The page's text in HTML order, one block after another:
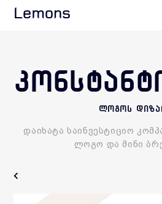
Lemons
ლოგოს
დაიხატა საინვესტიციო
ლოგო და მინი